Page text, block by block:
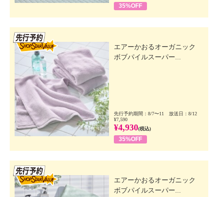
35%OFF
エアーかおるオーガニック
ボブパイルスーパー...
先行予約期間：8/7〜11 放送日：8/12
¥7,590
¥4,930(税込)
35%OFF
エアーかおるオーガニック
ボブパイルスーパー...